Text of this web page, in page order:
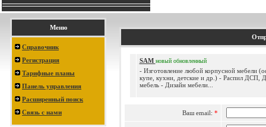
Меню
Справочник
Регистрация
Тарифные планы
Панель управления
Расширенный поиск
Связь с нами
SAM новый обновленный
- Изготовление любой корпусной мебели
купе, кухни, детские и др.) - Распил ДСП,
мебель - Дизайн мебели...
Ваш email: *